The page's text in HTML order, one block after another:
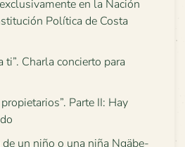
en la Nación
Política de Costa
ti”. Charla concierto para
Parte II: Hay
un niño o una niña Ngäbe-